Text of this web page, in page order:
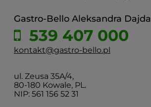
Gastro-Bello Aleksandra Dajda
539 407 000
kontakt@gastro-bello.pl
ul. Zeusa 35A/4,
80-180 Kowale, PL.
NIP: 561 156 52 31